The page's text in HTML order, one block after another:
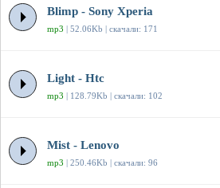
Blimp - Sony Xperia
mp3 | 52.06Kb | скачали: 171
Light - Htc
mp3 | 128.79Kb | скачали: 102
Mist - Lenovo
mp3 | 250.46Kb | скачали: 96